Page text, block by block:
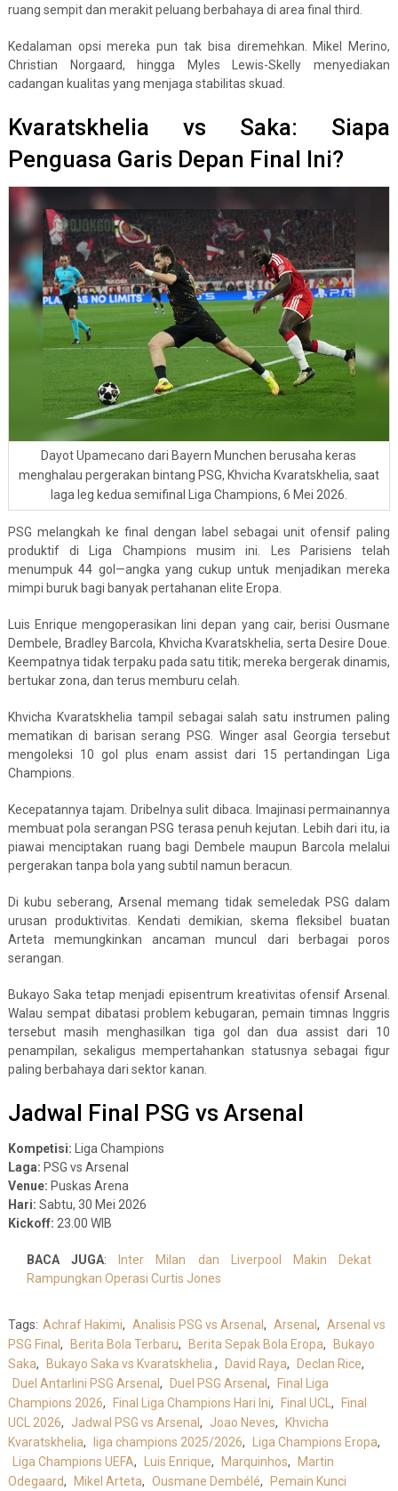
ruang sempit dan merakit peluang berbahaya di area final third.
Kedalaman opsi mereka pun tak bisa diremehkan. Mikel Merino,
Christian Norgaard, hingga Myles Lewis-Skelly menyediakan
cadangan kualitas yang menjaga stabilitas skuad.
Kvaratskhelia vs Saka: Siapa
Penguasa Garis Depan Final Ini?
Dayot Upamecano dari Bayern Munchen berusaha keras
menghalau pergerakan bintang PSG, Khvicha Kvaratskhelia, saat
laga leg kedua semifinal Liga Champions, 6 Mei 2026.
PSG melangkah ke final dengan label sebagai unit ofensif paling
produktif di Liga Champions musim ini. Les Parisiens telah
menumpuk 44 gol—angka yang cukup untuk menjadikan mereka
mimpi buruk bagi banyak pertahanan elite Eropa.
Luis Enrique mengoperasikan lini depan yang cair, berisi Ousmane
Dembele, Bradley Barcola, Khvicha Kvaratskhelia, serta Desire Doue.
Keempatnya tidak terpaku pada satu titik; mereka bergerak dinamis,
bertukar zona, dan terus memburu celah.
Khvicha Kvaratskhelia tampil sebagai salah satu instrumen paling
mematikan di barisan serang PSG. Winger asal Georgia tersebut
mengoleksi 10 gol plus enam assist dari 15 pertandingan Liga
Champions.
Kecepatannya tajam. Dribelnya sulit dibaca. Imajinasi permainannya
membuat pola serangan PSG terasa penuh kejutan. Lebih dari itu, ia
piawai menciptakan ruang bagi Dembele maupun Barcola melalui
pergerakan tanpa bola yang subtil namun beracun.
Di kubu seberang, Arsenal memang tidak semeledak PSG dalam
urusan produktivitas. Kendati demikian, skema fleksibel buatan
Arteta memungkinkan ancaman muncul dari berbagai poros
serangan.
Bukayo Saka tetap menjadi episentrum kreativitas ofensif Arsenal.
Walau sempat dibatasi problem kebugaran, pemain timnas Inggris
tersebut masih menghasilkan tiga gol dan dua assist dari 10
penampilan, sekaligus mempertahankan statusnya sebagai figur
paling berbahaya dari sektor kanan.
Jadwal Final PSG vs Arsenal
Kompetisi: Liga Champions
Laga: PSG vs Arsenal
Venue: Puskas Arena
Hari: Sabtu, 30 Mei 2026
Kickoff: 23.00 WIB
BACA JUGA:
Inter Milan dan Liverpool Makin Dekat
Rampungkan Operasi Curtis Jones
Tags: Achraf Hakimi, Analisis PSG vs Arsenal , Arsenal , Arsenal vs
PSG Final , Berita Bola Terbaru, Berita Sepak Bola Eropa,
Bukayo
Saka, Bukayo Saka vs Kvaratskhelia. , David Raya, Declan Rice,
Duel Antarlini PSG Arsenal , Duel PSG Arsenal ,
Final Liga
Champions 2026, Final Liga Champions Hari Ini, Final UCL ,
Final
UCL 2026, Jadwal PSG vs Arsenal , Joao Neves,
Khvicha
Kvaratskhelia, liga champions 2025/2026, Liga Champions Eropa,
Liga Champions UEFA, Luis Enrique, Marquinhos,
Martin
Odegaard, Mikel Arteta, Ousmane Dembélé, Pemain Kunci